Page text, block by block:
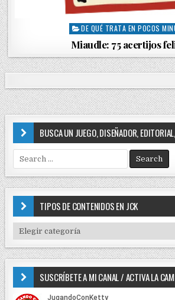
P
o
t
e
d
i
n
DE QUÉ TRATA EN POCOS
Miaudle: 75 acertijos
BUSCA UN JUEGO, DISEÑADOR,
e
a
r
f
r
:
TIPOS DE CONTENIDOS EN JCK
I
P
D
SUSCRÍBETE A MI CANAL / ACTIVA LA